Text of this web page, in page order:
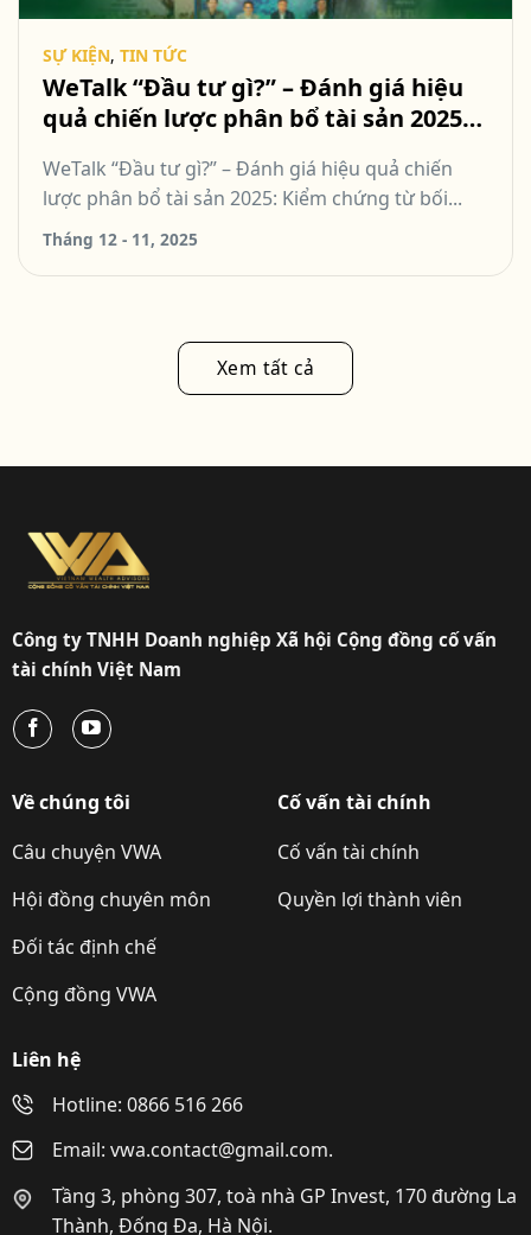
SỰ KIỆN, TIN TỨC
WeTalk “Đầu tư gì?” – Đánh giá hiệu
quả chiến lược phân bổ tài sản 2025:
động
WeTalk “Đầu tư gì?” – Đánh giá hiệu quả chiến
lược phân bổ tài sản 2025: Kiểm chứng từ bối...
Tháng 12 - 11, 2025
Xem tất cả
Công ty TNHH Doanh nghiệp Xã hội Cộng đồng cố vấn
tài chính Việt Nam
Về chúng tôi
Câu chuyện VWA
Hội đồng chuyên môn
Đối tác định chế
Cộng đồng VWA
Cố vấn tài chính
Cố vấn tài chính
Quyền lợi thành viên
Liên hệ
Hotline: 0866 516 266
Email: vwa.contact@gmail.com.
Tầng 3, phòng 307, toà nhà GP Invest, 170 đường La
Thành, Đống Đa, Hà Nội.